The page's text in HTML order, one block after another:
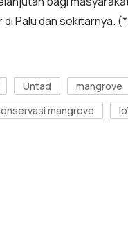
Palu dan sekitarnya.
Untad
mangrove
mangrove